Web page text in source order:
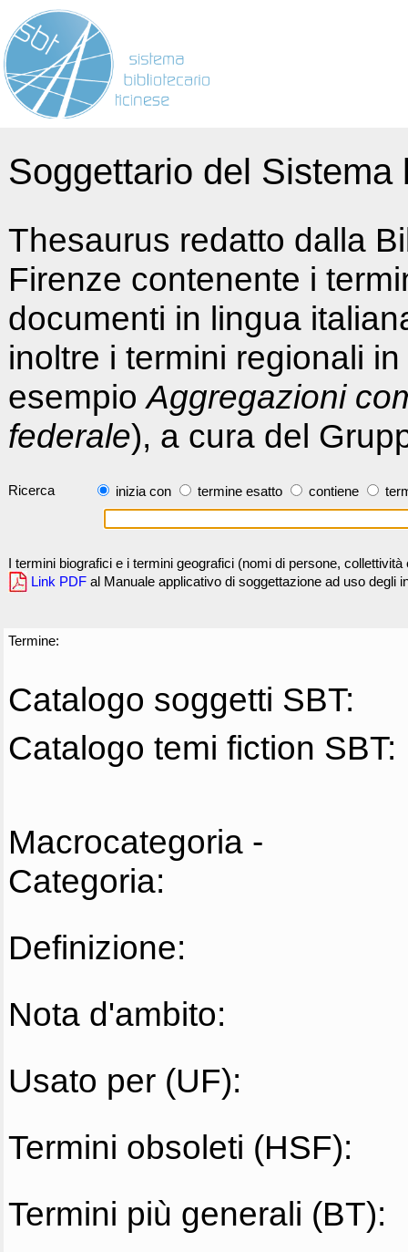
Soggettario del
Thesaurus redatto dalla
Firenze contenente i
documenti in lingua
inoltre i termini regionali
esempioAggregazioni
federale), a cura del
Ricerca inizia con termine esatto contiene
I termini biografici e i termini geografici (nomi di persone,
Link PDF al Manuale applicativo di soggettazione ad uso degli
Termine:
Catalogo soggetti SBT:
Catalogo temi fiction SBT:
Macrocategoria -
Categoria:
Definizione:
Nota d'ambito:
Usato per (UF):
Termini obsoleti (HSF):
Termini più generali (BT):